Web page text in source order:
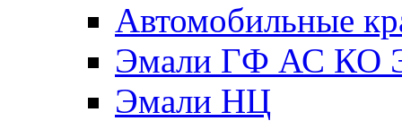
Автомобильные
Эмали ГФ АС КО
Эмали НЦ